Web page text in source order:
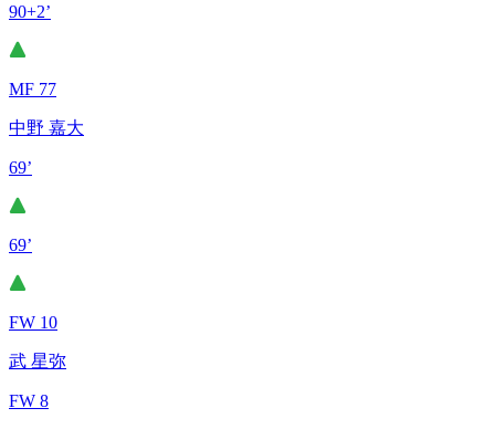
90+2’
MF 77
中野 嘉大
69’
69’
FW 10
武 星弥
FW 8